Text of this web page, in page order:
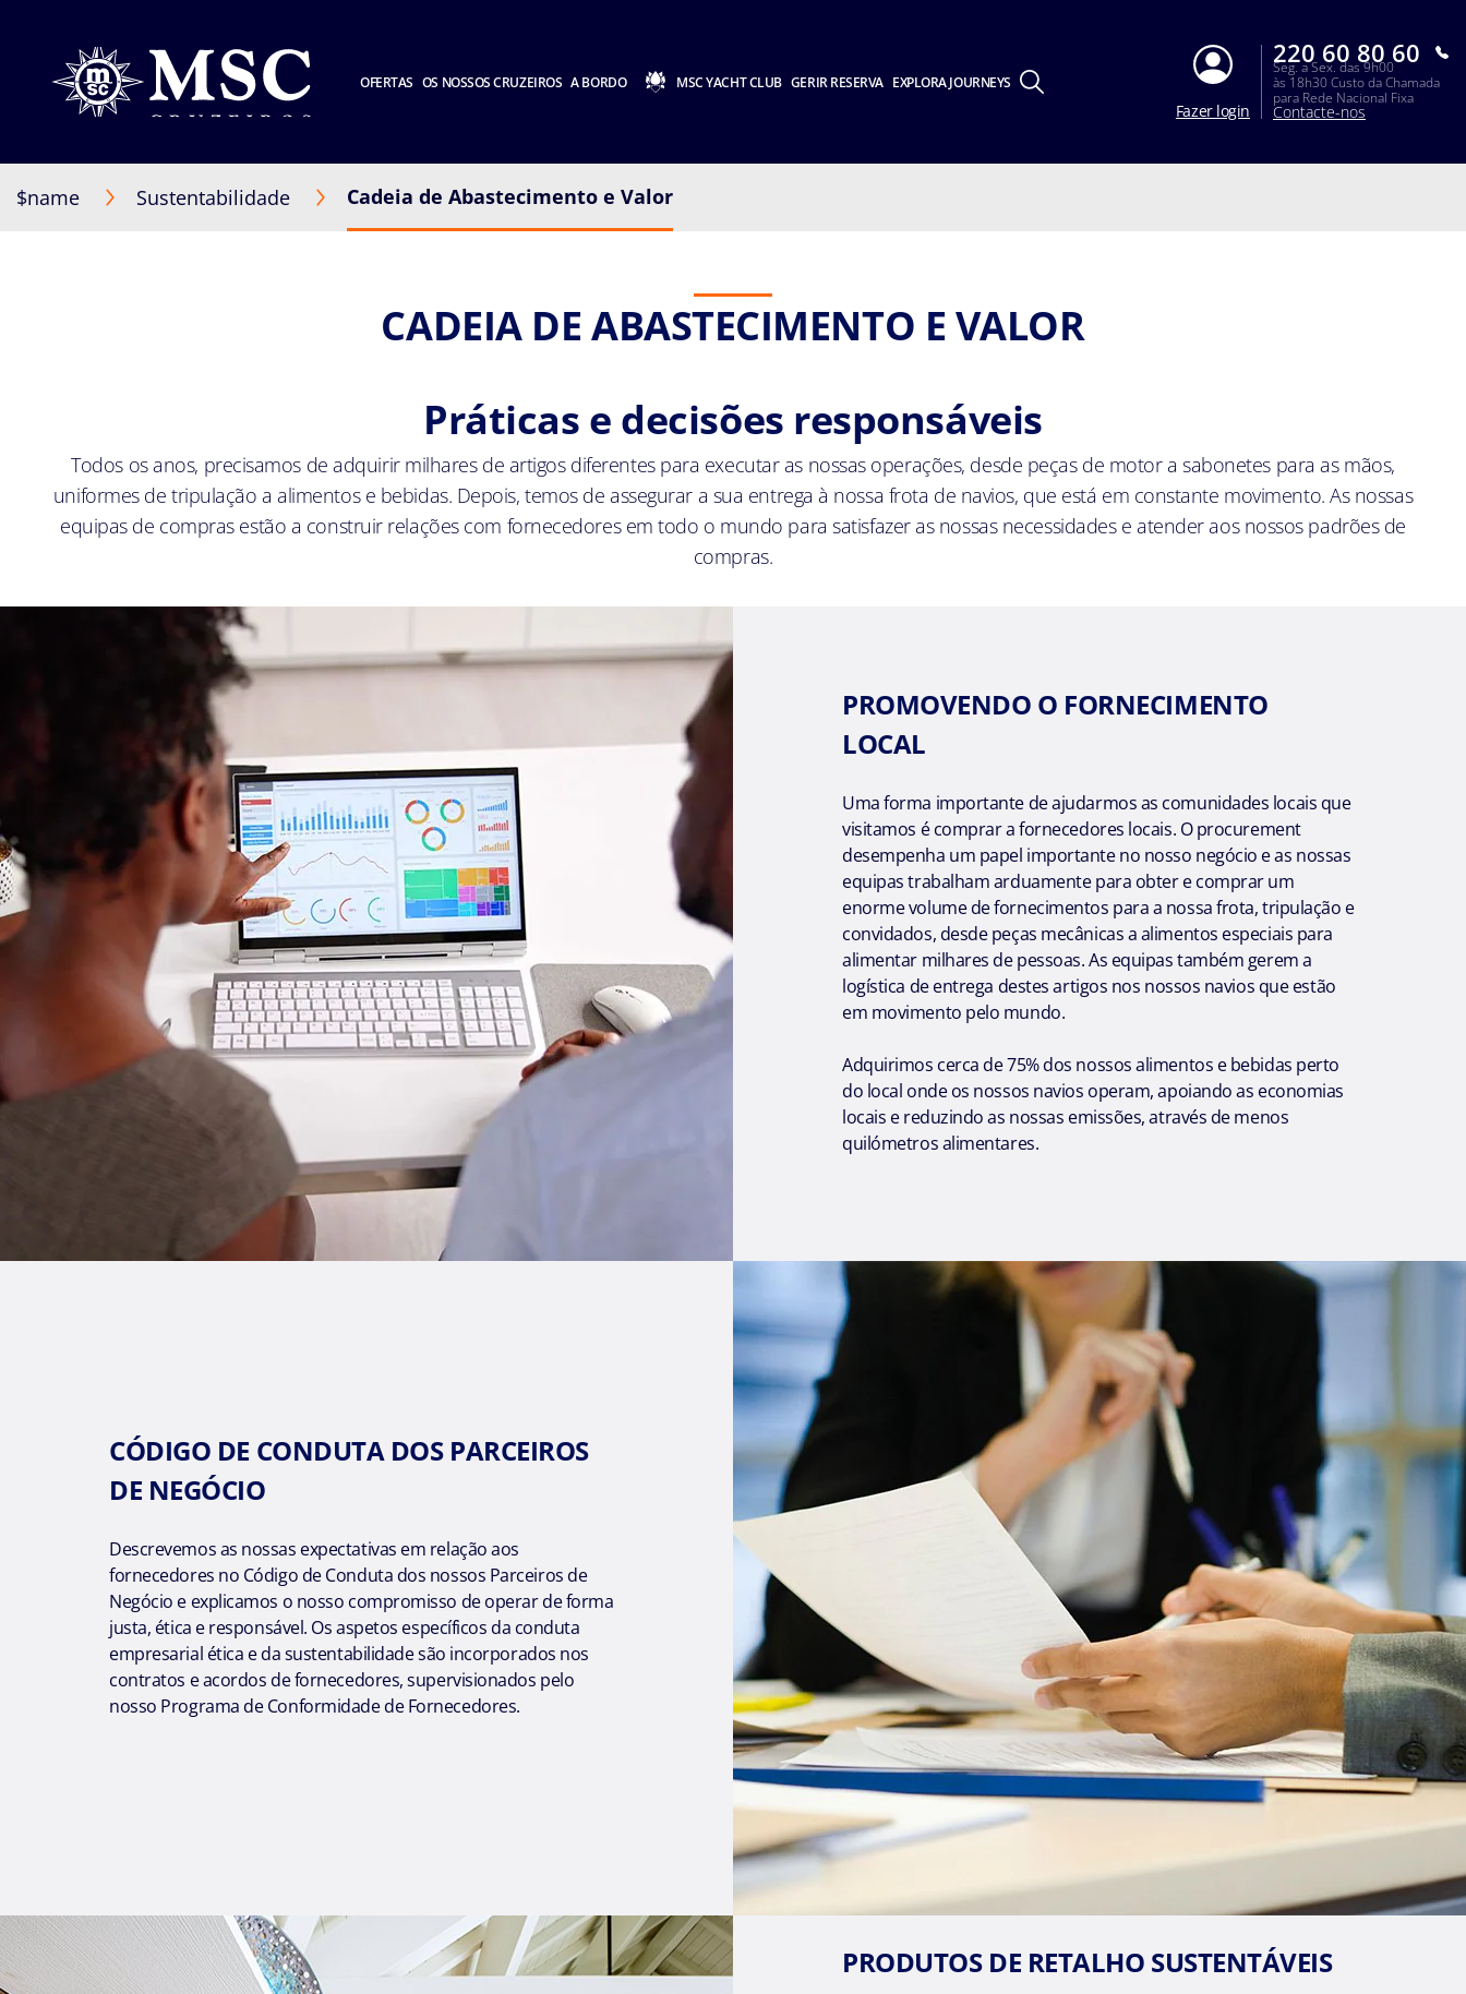
OFERTAS OS NOSSOS CRUZEIROS A BORDO MSC YACHT CLUB GERIR RESERVA EXPLORA JOURNEYS
Fazer login
220 60 80 60
Seg. a Sex. das 9h00
às 18h30 Custo da Chamada
para Rede Nacional Fixa
Contacte-nos
$name Sustentabilidade Cadeia de Abastecimento e Valor
CADEIA DE ABASTECIMENTO E VALOR
Práticas e decisões responsáveis
Todos os anos, precisamos de adquirir milhares de artigos diferentes para executar as nossas operações, desde peças de motor a sabonetes para as mãos,
uniformes de tripulação a alimentos e bebidas. Depois, temos de assegurar a sua entrega à nossa frota de navios, que está em constante movimento. As nossas
equipas de compras estão a construir relações com fornecedores em todo o mundo para satisfazer as nossas necessidades e atender aos nossos padrões de
compras.
PROMOVENDO O FORNECIMENTO
LOCAL
Uma forma importante de ajudarmos as comunidades locais que
visitamos é comprar a fornecedores locais. O procurement
desempenha um papel importante no nosso negócio e as nossas
equipas trabalham arduamente para obter e comprar um
enorme volume de fornecimentos para a nossa frota, tripulação e
convidados, desde peças mecânicas a alimentos especiais para
alimentar milhares de pessoas. As equipas também gerem a
logística de entrega destes artigos nos nossos navios que estão
em movimento pelo mundo.
Adquirimos cerca de 75% dos nossos alimentos e bebidas perto
do local onde os nossos navios operam, apoiando as economias
locais e reduzindo as nossas emissões, através de menos
quilómetros alimentares.
CÓDIGO DE CONDUTA DOS PARCEIROS
DE NEGÓCIO
Descrevemos as nossas expectativas em relação aos
fornecedores no Código de Conduta dos nossos Parceiros de
Negócio e explicamos o nosso compromisso de operar de forma
justa, ética e responsável. Os aspetos específicos da conduta
empresarial ética e da sustentabilidade são incorporados nos
contratos e acordos de fornecedores, supervisionados pelo
nosso Programa de Conformidade de Fornecedores.
PRODUTOS DE RETALHO SUSTENTÁVEIS